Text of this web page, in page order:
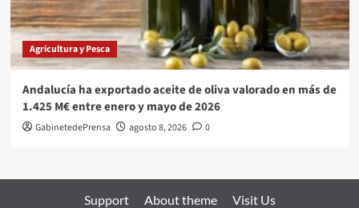
Agricultura y Pesca
Andalucía ha exportado aceite de oliva valorado en más de
1.425 M€ entre enero y mayo de 2026
GabinetedePrensa agosto 8, 2026 0
Support About theme Visit Us